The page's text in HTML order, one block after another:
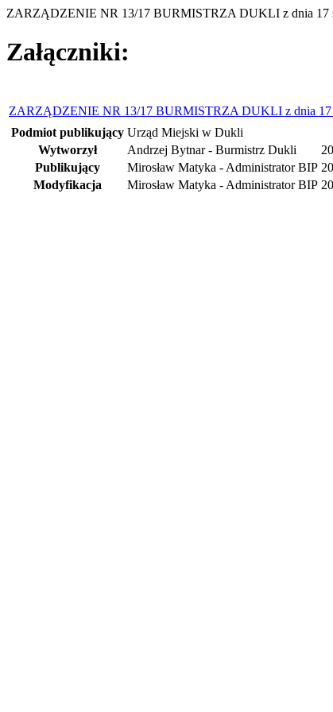
ZARZĄDZENIE NR 13/17 BURMISTRZA DUKLI z dnia 17
Załączniki:
ZARZĄDZENIE NR 13/17 BURMISTRZA DUKLI z dnia 17
Podmiot publikujący Urząd Miejski w Dukli
Wytworzył
Andrzej Bytnar - Burmistrz Dukli
Publikujący
Mirosław Matyka - Administrator BIP
Modyfikacja
Mirosław Matyka - Administrator BIP